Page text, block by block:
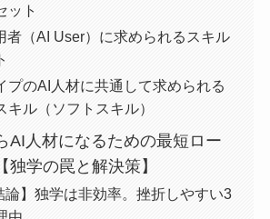
ット
者（AI User）に求められるスキル
プのAI人材に共通して求められる
キル（ソフトスキル）
AI人材になるための最短ロー
独学の罠と解決策】
論】独学は非効率。挫折しやすい3